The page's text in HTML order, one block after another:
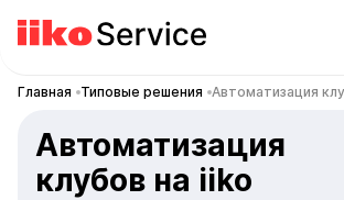
Главная Типовые решения Автоматизация
Автоматизация
клубов на iiko